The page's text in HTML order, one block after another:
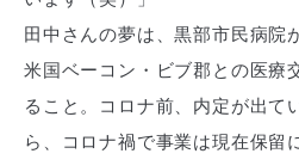
田中さんの夢は、黒部市民病院
米国ベーコン・ビブ郡との医療
ること。コロナ前、内定が出て
ら、コロナ禍で事業は現在保留